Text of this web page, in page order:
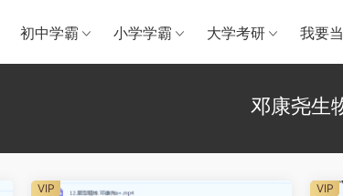
初中学霸 小学学霸 大学考研 我要
邓康尧生
VIP VIP